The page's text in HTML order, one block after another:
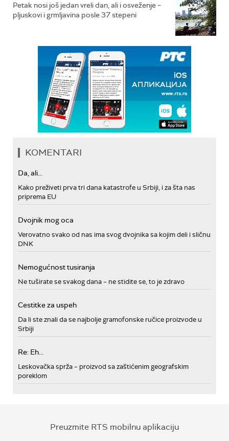
Petak nosi još jedan vreli dan, ali i osveženje –
pljuskovi i grmljavina posle 37 stepeni
KOMENTARI
Da, ali...
Kako preživeti prva tri dana katastrofe u Srbiji, i za šta nas
priprema EU
Dvojnik mog oca
Verovatno svako od nas ima svog dvojnika sa kojim deli i sličnu
DNK
Nemogućnost tusiranja
Ne tuširate se svakog dana – ne stidite se, to je zdravo
Cestitke za uspeh
Da li ste znali da se najbolje gramofonske ručice proizvode u
Srbiji
Re: Eh...
Leskovačka sprža – proizvod sa zaštićenim geografskim
poreklom
Preuzmite RTS mobilnu aplikaciju